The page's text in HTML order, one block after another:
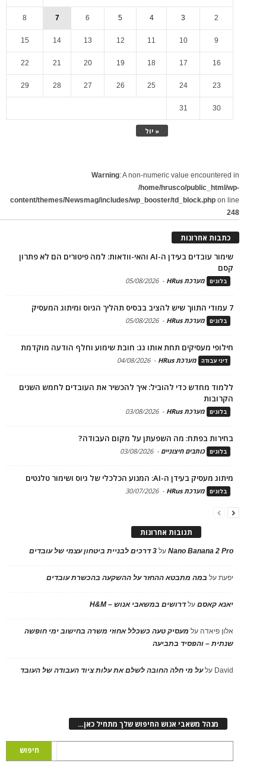
« יול
2
3
4
5
6
7
8
9
10
11
12
13
14
15
16
17
18
19
20
21
22
23
24
25
26
27
28
29
30
31
Warning: A non-numeric value encountered in
/home/hrusco/public_html/wp-
content/themes/Newsmag/includes/wp_booster/td_block.php on line
248
כתבות אחרונות
שימור עובדים בעידן ה-AI והאי-וודאות: למה פיטורים הם לא פתרון
קסם
בלוגים מערכת HRus -
05/08/2026
7 עמודי התווך שיש להציב בבסיס תהליך הגיוס ומיתוג המעסיק
בלוגים מערכת HRus -
05/08/2026
חילופי מעסיקים תחת אותו גג: חובת שימוע וחלף הודעה מוקדמת
דיני עבודה מערכת HRus -
04/08/2026
ללמוד מחדש כדי להוביל: איך להכשיר את העובדים לחמש השנים
הקרובות
בלוגים מערכת HRus -
03/08/2026
בחירות בפתח: מה השפעתן על מקום העבודה?
בלוגים כותבים חיצוניים -
03/08/2026
מיתוג מעסיק בעידן ה-AI: המנוע הכלכלי של גיוס ושימור טלנטים
בלוגים מערכת HRus -
30/07/2026
תגובות אחרונות
Nano Banana 2 Proעל 3 דרכים לבניית ביטחון עצמי של עובדים
יפעתעל במה מתבטא ההחזר על ההשקעה בהכשרת עובדים
יאנא קאסםעלדרושים במשאבי אנוש – H&M
אלון פיאדה על מעסיק טעה כשכלל אחוזי משרה בחישוב ימי חופשה
שנתית – והפסיד בתביעה
David עלעל מי חלה החובה לשלם את עלות ציוד העבודה של העובד
מנהל משאבי אנוש החיפוש שלך מתחיל כאן…